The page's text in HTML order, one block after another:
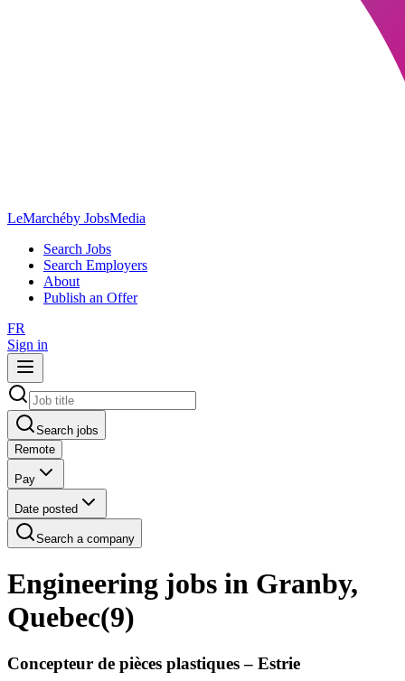
LeMarchéby JobsMedia
Search Jobs
Search Employers
About
Publish an Offer
FR
Sign in
Search jobs
Remote
Pay
Date posted
Search a company
Engineering jobs in Granby,
Quebec(9)
Concepteur de pièces plastiques – Estrie